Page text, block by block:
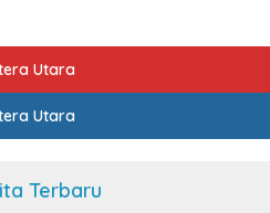
Utara
Utara
Terbaru